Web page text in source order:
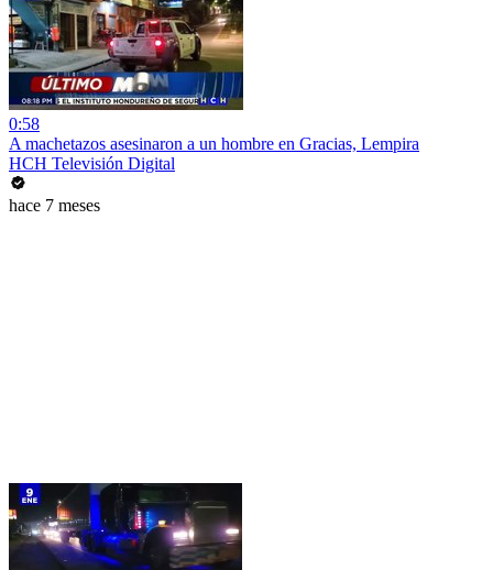
0:58
A machetazos asesinaron a un hombre en Gracias, Lempira
HCH Televisión Digital
hace 7 meses